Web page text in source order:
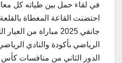
في لقاء حمل بين طياته كل
جانفي 2025 مباراة من
الرياضي بأكودة والنادي
الدور الثاني من منافسات